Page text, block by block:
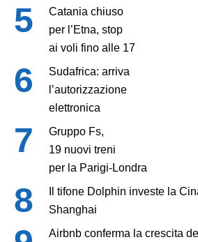
Catania chiuso
per l’Etna, stop
ai voli fino alle 17
Sudafrica: arriva
l’autorizzazione
elettronica
Gruppo Fs,
19 nuovi treni
per la Parigi-Londra
Il tifone Dolphin investe la
Shanghai
Airbnb conferma la crescita